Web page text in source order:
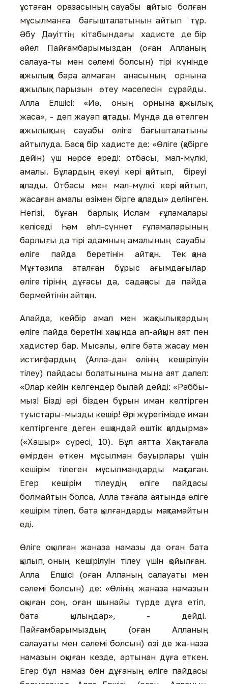
ұстаған оразасының сауабы қайтыс болған
мұсылманға бағышталатынын айтып тұр.
Әбу Дәуіттің кітабындағы хадисте де бір
әйел Пайғамбарымыздан (оған Алланың
салауа-ты мен сәлемі болсын) тірі күнінде
қажылыққа бара алмаған анасының орнына
қажылық парызын өтеу мәселесін сұрайды.
Алла Елшісі: «Иә, оның орнына қажылық
жаса», - деп жауап қатады. Мұнда да өтелген
қажылықтың сауабы өліге бағышталатыны
айтылуда. Басқа бір хадисте де: «Өліге (қабірге
дейін) үш нәрсе ереді: отбасы, мал-мүлкі,
амалы. Бұлардың екеуі кері қайтып, біреуі
қалады. Отбасы мен мал-мүлкі кері қайтып,
жасаған амалы өзімен бірге қалады» делінген.
Негізі, бұған барлық Ислам ғұламалары
келіседі Һәм әһл-сүннет ғұламаларының
барлығы да тірі адамның амалының сауабы
өліге пайда беретінін айтқан. Тек қана
Мұғтәзила аталған бұрыс ағымдағылар
өліге тірінің дұғасы да, садақасы да пайда
бермейтінін айтқан.
Алайда, кейбір амал мен жақсылықтардың
өліге пайда беретіні хақында ап-айқын аят пен
хадистер бар. Мысалы, өліге бата жасау мен
истиғфардың (Алла-дан өлінің кешірілуін
тілеу) пайдасы болатынына мына аят дәлел:
«Олар кейін келгендер былай дейді: «Раббы-
мыз! Бізді әрі бізден бұрын иман келтірген
туыстары-мызды кешір! Әрі жүрегімізде иман
келтіргенге деген ешқандай өштік қалдырма»
(«Хашыр» сүресі, 10). Бұл аятта Хақ тағала
өмірден өткен мұсылман бауырлары үшін
кешірім тілеген мұсылмандарды мақтаған.
Егер кешірім тілеудің өліге пайдасы
болмайтын болса, Алла тағала аятында өліге
кешірім тілеп, бата қылғандарды мақтамайтын
еді.
Өліге оқылған жаназа намазы да оған бата
қылып, оның кешірілуін тілеу үшін қойылған.
Алла Елшісі (оған Алланың салауаты мен
сәлемі болсын) де: «Өлінің жаназа намазын
оқыған соң, оған шынайы түрде дұға етіп,
бата қылыңдар», - дейді.
Пайғамбарымыздың (оған Алланың
салауаты мен сәлемі болсын) өзі де жа-наза
намазын оқыған кезде, артынан дұға еткен.
Егер бұл намаз бен дұғаның өліге пайдасы